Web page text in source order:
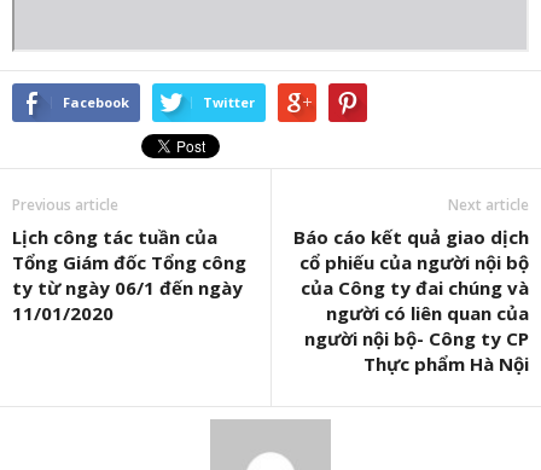
Facebook Twitter
Previous article
Lịch công tác tuần của
Tổng Giám đốc Tổng công
ty từ ngày 06/1 đến ngày
11/01/2020
Next article
Báo cáo kết quả giao dịch
cổ phiếu của người nội bộ
của Công ty đai chúng và
người có liên quan của
người nội bộ- Công ty CP
Thực phẩm Hà Nội